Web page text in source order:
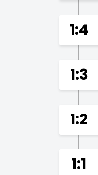
1:4
1:3
1:2
1:1